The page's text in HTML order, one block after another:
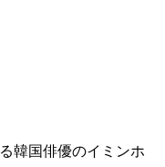
韓国俳優のイミンホ